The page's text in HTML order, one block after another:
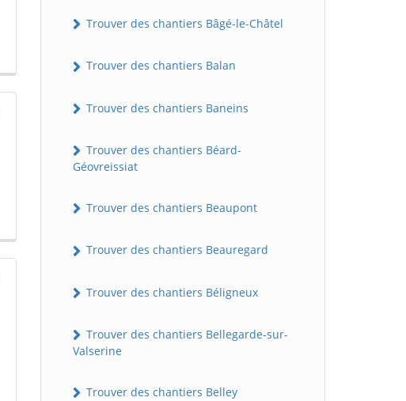
Trouver des chantiers Bâgé-le-Châtel
Trouver des chantiers Balan
Trouver des chantiers Baneins
Trouver des chantiers Béard-
Géovreissiat
Trouver des chantiers Beaupont
Trouver des chantiers Beauregard
Trouver des chantiers Béligneux
Trouver des chantiers Bellegarde-sur-
Valserine
Trouver des chantiers Belley